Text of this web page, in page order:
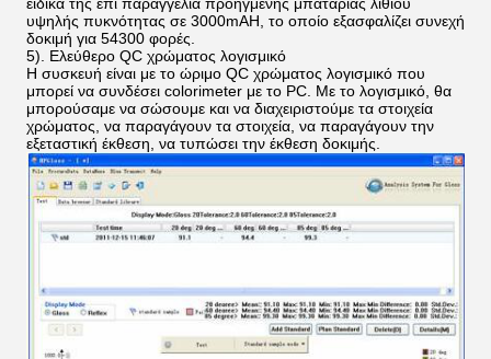
υψηλής πυκνότητας σε 3000mAH, το οποίο εξασφαλίζει συνεχή
δοκιμή για 54300 φορές.
5). Ελεύθερο QC χρώματος λογισμικό
Η συσκευή είναι με το ώριμο QC χρώματος λογισμικό που
μπορεί να συνδέσει colorimeter με το PC. Με το λογισμικό, θα
μπορούσαμε να σώσουμε και να διαχειριστούμε τα στοιχεία
χρώματος, να παραγάγουν τα στοιχεία, να παραγάγουν την
εξεταστική έκθεση, να τυπώσει την έκθεση δοκιμής.